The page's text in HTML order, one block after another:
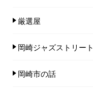
厳選屋
岡崎ジャズストリート
岡崎市の話